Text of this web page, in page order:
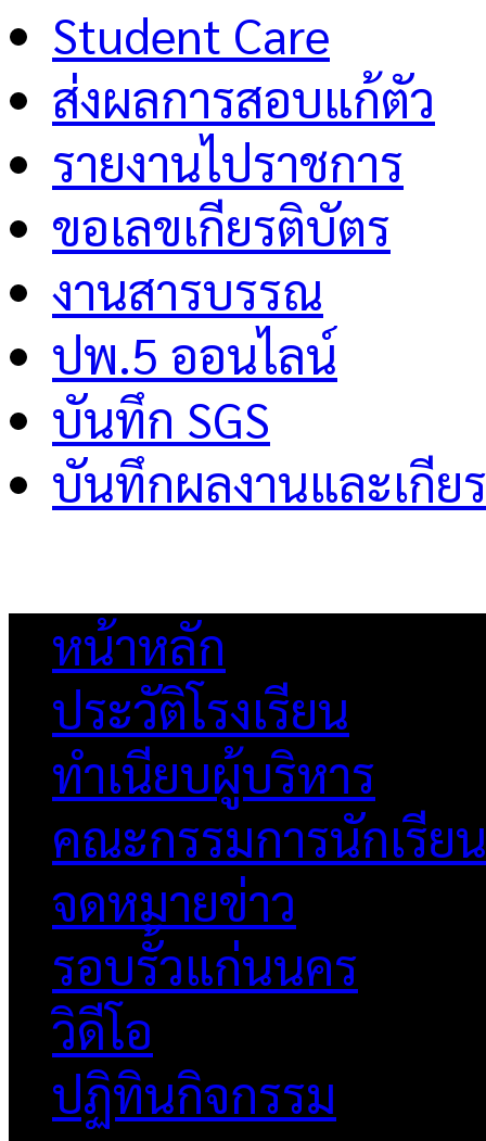
Student Care
ส่งผลการสอบแก้ตัว
รายงานไปราชการ
ขอเลขเกียรติบัตร
งานสารบรรณ
ปพ.5 ออนไลน์
บันทึก SGS
บันทึกผลงานและเกีย
หน้าหลัก
ประวัติโรงเรียน
ทำเนียบผู้บริหาร
คณะกรรมการนักเรียน
จดหมายข่าว
รอบรั้วแก่นนคร
วิดีโอ
ปฏิทินกิจกรรม